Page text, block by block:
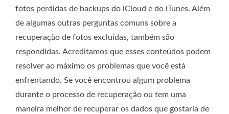
fotos perdidas de backups do iCloud e do iTunes. Além
de algumas outras perguntas comuns sobre a
recuperação de fotos excluídas, também são
respondidas. Acreditamos que esses conteúdos podem
resolver ao máximo os problemas que você está
enfrentando. Se você encontrou algum problema
durante o processo de recuperação ou tem uma
maneira melhor de recuperar os dados que gostaria de